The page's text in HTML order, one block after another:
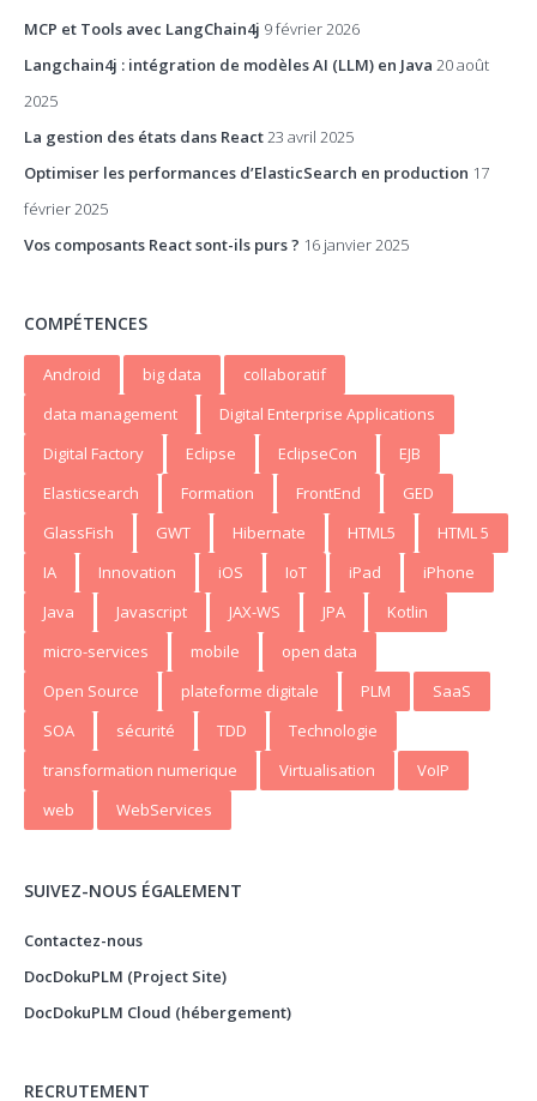
MCP et Tools avec LangChain4j 9 février 2026
Langchain4j : intégration de modèles AI (LLM) en Java 20 août
2025
La gestion des états dans React23 avril 2025
Optimiser les performances d’ElasticSearch en production 17
février 2025
Vos composants React sont-ils purs ? 16 janvier 2025
COMPÉTENCES
Android big data
collaboratif
data management
Digital Enterprise Applications
Digital Factory
Eclipse EclipseCon
EJB
Elasticsearch
Formation FrontEnd
GED
GlassFish
GWT Hibernate HTML5
HTML 5
IA
Innovation iOS IoT iPad
iPhone
Java
Javascript JAX-WS JPA
Kotlin
micro-services
mobile
open data
Open Source
plateforme digitale PLM
SaaS
SOA
sécurité TDD
Technologie
transformation numerique
Virtualisation
VoIP
web
WebServices
SUIVEZ-NOUS ÉGALEMENT
Contactez-nous
DocDokuPLM (Project Site)
DocDokuPLM Cloud (hébergement)
RECRUTEMENT